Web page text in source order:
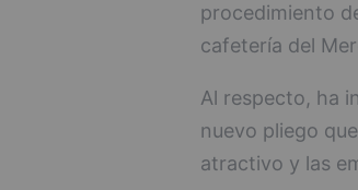
procedimiento
cafetería del
Al respecto, ha
nuevo pliego
atractivo y las